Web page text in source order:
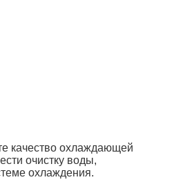
качество охлаждающей
очистку воды,
охлаждения.